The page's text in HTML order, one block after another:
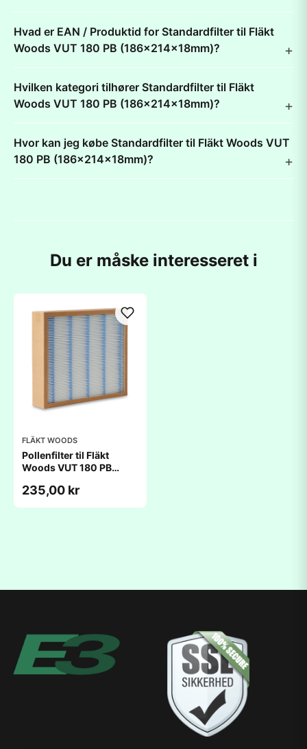
Hvad er EAN / Produktid for Standardfilter til Fläkt
Woods VUT 180 PB (186x214x18mm)?
Hvilken kategori tilhører Standardfilter til Fläkt
Woods VUT 180 PB (186x214x18mm)?
Hvor kan jeg købe Standardfilter til Fläkt Woods VUT
180 PB (186x214x18mm)?
Du er måske interesseret i
FLÄKT WOODS
Pollenfilter til Fläkt
Woods VUT 180 PB
235,00 kr